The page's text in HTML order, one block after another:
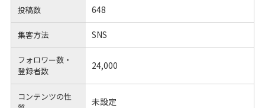
投稿数 648
集客方法 SNS
フォロワー数・
登録者数
24,000
コンテンツの性
未設定